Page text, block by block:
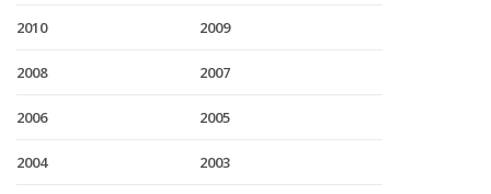
2010 2009
2008 2007
2006 2005
2004 2003